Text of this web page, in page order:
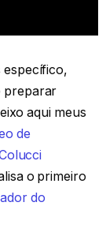
específico,
preparar
aqui meus
de
o primeiro
do